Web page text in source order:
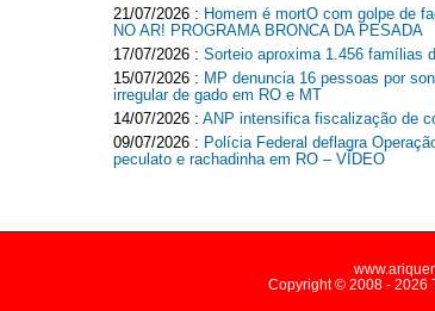
21/07/2026 : Homem é mortO com golpe de
NO AR! PROGRAMA BRONCA DA PESADA
17/07/2026 : Sorteio aproxima 1.456 famílias
15/07/2026 : MP denuncia 16 pessoas por
irregular de gado em RO e MT
14/07/2026 : ANP intensifica fiscalização de
09/07/2026 : Polícia Federal deflagra
peculato e rachadinha em RO – VÍDEO
Copyright © 2008 - 2026